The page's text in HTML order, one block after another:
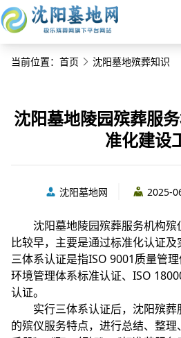
当前位置： 首页 沈阳墓地殡葬知识
沈阳墓地陵园殡葬服
准化建设
沈阳墓地网 2025-
沈阳墓地陵园殡葬服务机构
比较早，主要是通过标准化认证及
三体系认证是指ISO 9001质量管
环境管理体系标准认证、ISO
认证。
实行三体系认证后，沈阳殡
的殡仪服务特点，进行总结、整